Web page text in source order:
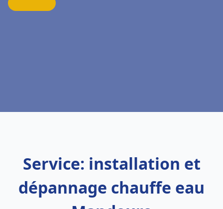
Service: installation et
dépannage chauffe eau